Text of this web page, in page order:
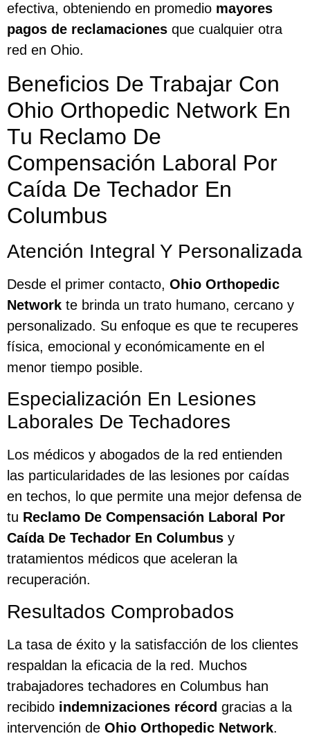
efectiva, obteniendo en promedio mayores
pagos de reclamaciones que cualquier otra
red en Ohio.
Beneficios De Trabajar Con
Ohio Orthopedic Network En
Tu Reclamo De
Compensación Laboral Por
Caída De Techador En
Columbus
Atención Integral Y Personalizada
Desde el primer contacto, Ohio Orthopedic
Network te brinda un trato humano, cercano y
personalizado. Su enfoque es que te recuperes
física, emocional y económicamente en el
menor tiempo posible.
Especialización En Lesiones
Laborales De Techadores
Los médicos y abogados de la red entienden
las particularidades de las lesiones por caídas
en techos, lo que permite una mejor defensa de
tu Reclamo De Compensación Laboral Por
Caída De Techador En Columbus y
tratamientos médicos que aceleran la
recuperación.
Resultados Comprobados
La tasa de éxito y la satisfacción de los clientes
respaldan la eficacia de la red. Muchos
trabajadores techadores en Columbus han
recibido indemnizaciones récord gracias a la
intervención de Ohio Orthopedic Network.